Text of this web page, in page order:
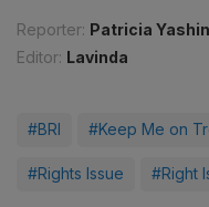
Reporter: Patricia
Editor: Lavinda
#BRI #Keep Me on
#Rights Issue #Right